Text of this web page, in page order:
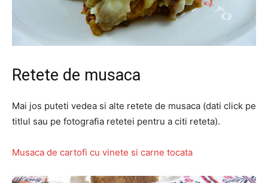
Retete de musaca
Mai jos puteti vedea si alte retete de musaca (dati click pe
titlul sau pe fotografia retetei pentru a citi reteta).
Musaca de cartofi cu vinete si carne tocata